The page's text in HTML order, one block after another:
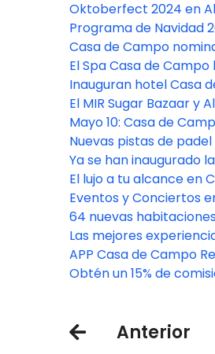
un vuelo diario
instalaciones con dos
canchas de pádel
Oktoberfect 2024 en
Chavón
Programa de Navidad
en Casa de Campo
Casa de Campo
mejor marca de
El Spa Casa de
sus puertas
Inauguran hotel Casa
El MIR Sugar Bazaar y
Dama 2023
Mayo 10: Casa de
Villas: El destino de
lujo
Nuevas pistas de
de Campo Resort
Ya se han inaugurado
Suites en Casa de
El lujo a tu alcance en
Campo Resort
Eventos y Conciertos
Campo Resort & Villas
64 nuevas
de Campo Resort &
Las mejores
grupos en el Caribe
APP Casa de Campo
Villas
Obtén un 15% de
Anterior